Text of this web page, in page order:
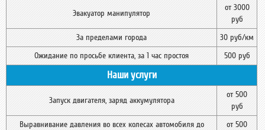
Эвакуатор манипулятор
от 3000
руб
За пределами города
30 руб/км
Ожидание по просьбе клиента, за 1 час простоя
500 руб
Наши услуги
Запуск двигателя, заряд аккумулятора
от 500
руб
Выравнивание давления во всех колесах автомобиля до
от 500